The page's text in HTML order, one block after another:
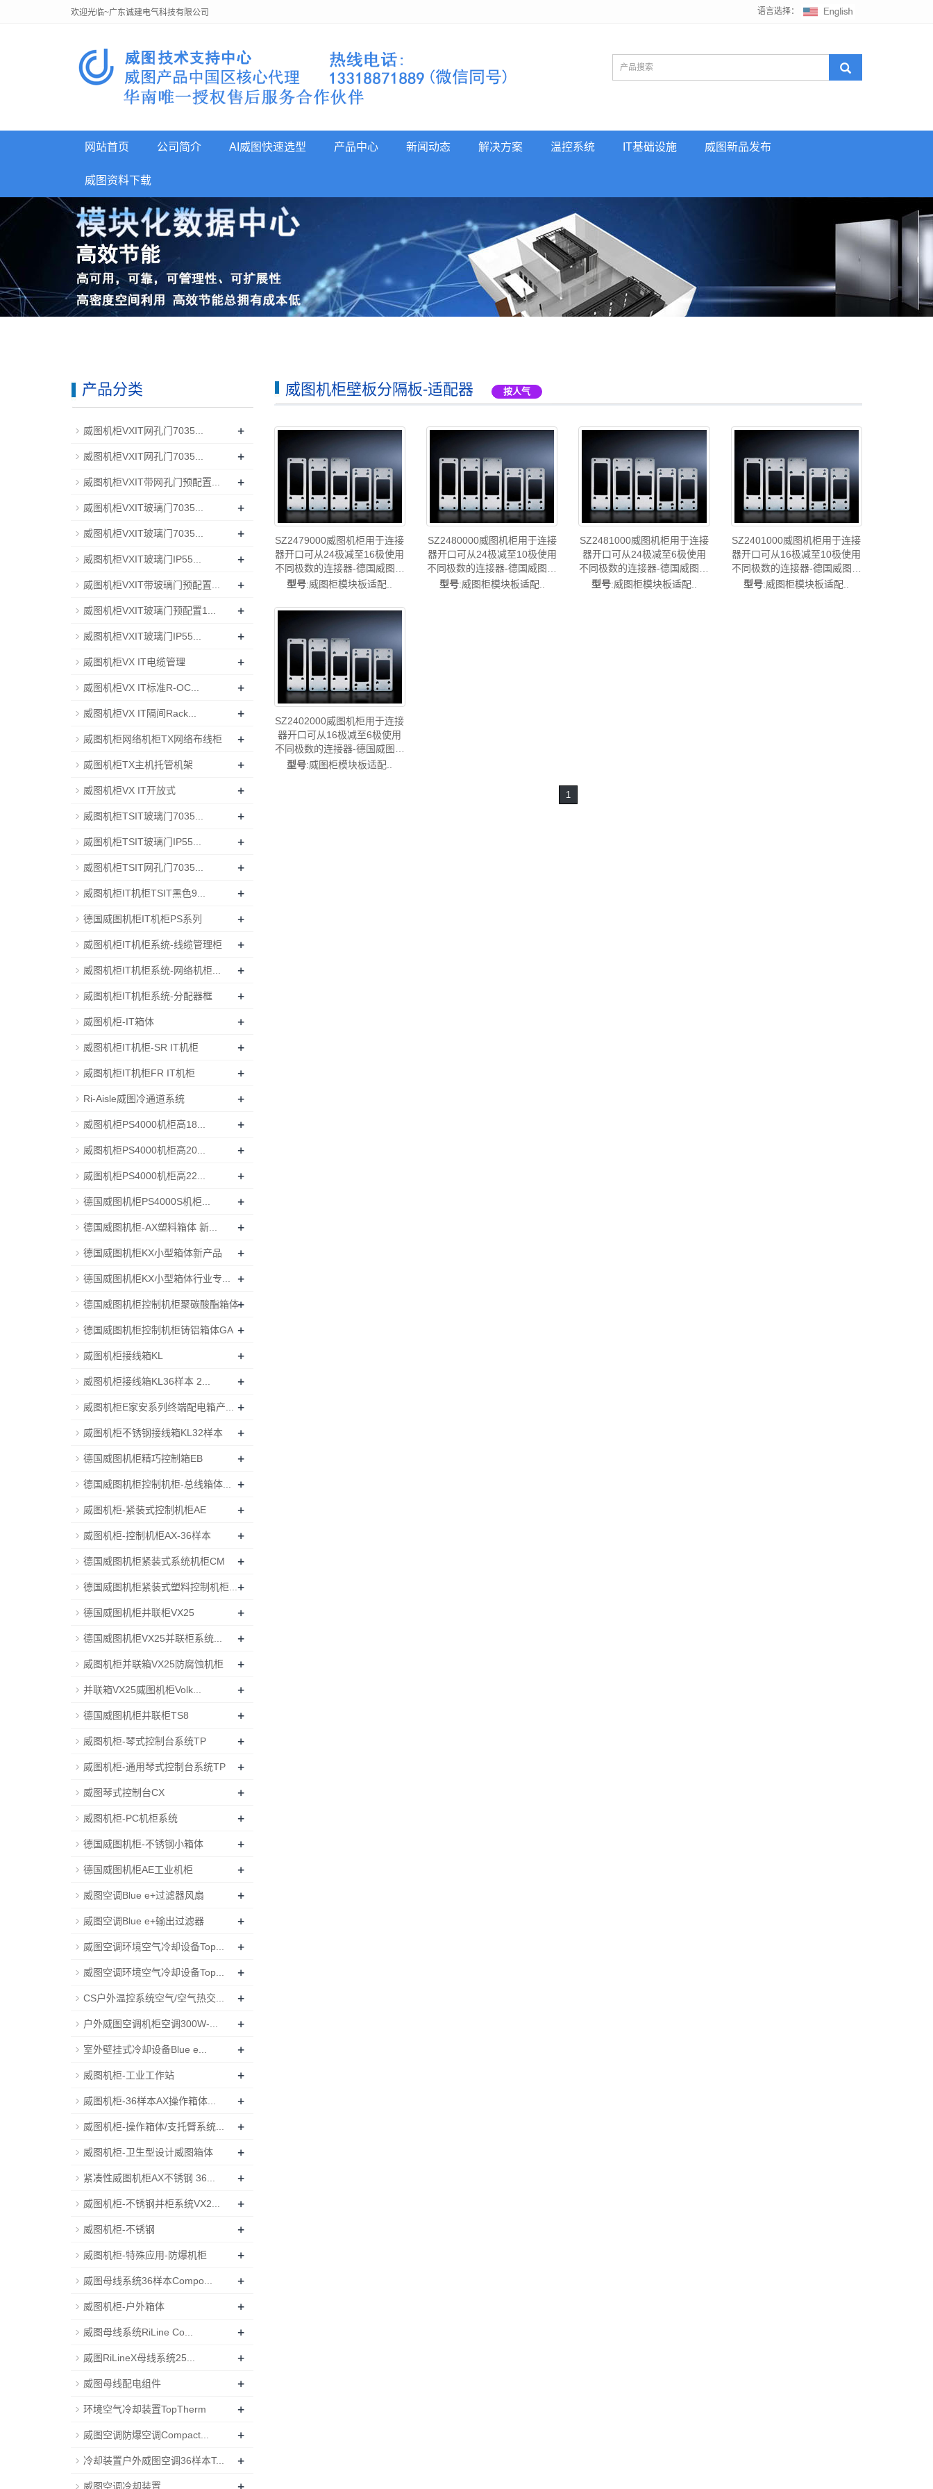
欢迎光临~广东诚建电气科技有限公司 语言选择：
网站首页 公司简介 AI威图快速选型 产品中心 新闻动态 解决方案 温控系统 IT基础设施 威图新品发布
威图资料下载
威图机柜壁板分隔板-适配器 按人气
SZ2479000威图机柜用于连接
器开口可从24极减至16极使用
不同极数的连接器-德国威图制
造-rittal威图空调维修机柜威图
后SZ2479.000
型号:威图柜模块板适配..
SZ2480000威图机柜用于连接
器开口可从24极减至10极使用
不同极数的连接器-德国威图制
造-rittal威图空调维修机柜威图
型号:威图柜模块板适配..
SZ2481000威图机柜用于连接
器开口可从24极减至6极使用
不同极数的连接器-德国威图制
造-rittal威图空调维修机柜威图
型号:威图柜模块板适配..
SZ2401000威图机柜用于连接
器开口可从16极减至10极使用
不同极数的连接器-德国威图制
造-rittal威图空调维修机柜威图
型号:威图柜模块板适配..
SZ2402000威图机柜用于连接
器开口可从16极减至6极使用
不同极数的连接器-德国威图制
造-rittal威图空调维修机柜威图
型号:威图柜模块板适配..
1
产品分类
威图机柜VXIT网孔门7035... +
威图机柜VXIT网孔门7035... +
威图机柜VXIT带网孔门预配置... +
威图机柜VXIT玻璃门7035... +
威图机柜VXIT玻璃门7035... +
威图机柜VXIT玻璃门IP55... +
威图机柜VXIT带玻璃门预配置... +
威图机柜VXIT玻璃门预配置1... +
威图机柜VXIT玻璃门IP55... +
威图机柜VX IT电缆管理 +
威图机柜VX IT标准R-OC... +
威图机柜VX IT隔间Rack... +
威图机柜网络机柜TX网络布线柜 +
威图机柜TX主机托管机架 +
威图机柜VX IT开放式 +
威图机柜TSIT玻璃门7035... +
威图机柜TSIT玻璃门IP55... +
威图机柜TSIT网孔门7035... +
威图机柜IT机柜TSIT黑色9... +
德国威图机柜IT机柜PS系列 +
威图机柜IT机柜系统-线缆管理柜 +
威图机柜IT机柜系统-网络机柜... +
威图机柜IT机柜系统-分配器框 +
威图机柜-IT箱体 +
威图机柜IT机柜-SR IT机柜 +
威图机柜IT机柜FR IT机柜 +
Ri-Aisle威图冷通道系统 +
威图机柜PS4000机柜高18... +
威图机柜PS4000机柜高20... +
威图机柜PS4000机柜高22... +
德国威图机柜PS4000S机柜... +
德国威图机柜-AX塑料箱体 新... +
德国威图机柜KX小型箱体新产品 +
德国威图机柜KX小型箱体行业专... +
德国威图机柜控制机柜聚碳酸酯箱体+
德国威图机柜控制机柜铸铝箱体GA +
威图机柜接线箱KL +
威图机柜接线箱KL36样本 2... +
威图机柜E家安系列终端配电箱产... +
威图机柜不锈钢接线箱KL32样本 +
德国威图机柜精巧控制箱EB +
德国威图机柜控制机柜-总线箱体... +
威图机柜-紧装式控制机柜AE +
威图机柜-控制机柜AX-36样本 +
德国威图机柜紧装式系统机柜CM +
德国威图机柜紧装式塑料控制机柜... +
德国威图机柜并联柜VX25 +
德国威图机柜VX25并联柜系统... +
威图机柜并联箱VX25防腐蚀机柜 +
并联箱VX25威图机柜Volk... +
德国威图机柜并联柜TS8 +
威图机柜-琴式控制台系统TP +
威图机柜-通用琴式控制台系统TP +
威图琴式控制台CX +
威图机柜-PC机柜系统 +
德国威图机柜-不锈钢小箱体 +
德国威图机柜AE工业机柜 +
威图空调Blue e+过滤器风扇 +
威图空调Blue e+输出过滤器 +
威图空调环境空气冷却设备Top... +
威图空调环境空气冷却设备Top... +
CS户外温控系统空气/空气热交... +
户外威图空调机柜空调300W-... +
室外壁挂式冷却设备Blue e... +
威图机柜-工业工作站 +
威图机柜-36样本AX操作箱体... +
威图机柜-操作箱体/支托臂系统... +
威图机柜-卫生型设计威图箱体 +
紧凑性威图机柜AX不锈钢 36... +
威图机柜-不锈钢并柜系统VX2... +
威图机柜-不锈钢 +
威图机柜-特殊应用-防爆机柜 +
威图母线系统36样本Compo... +
威图机柜-户外箱体 +
威图母线系统RiLine Co... +
威图RiLineX母线系统25... +
威图母线配电组件 +
环境空气冷却装置TopTherm +
威图空调防爆空调Compact... +
冷却装置户外威图空调36样本T... +
威图空调冷却装置